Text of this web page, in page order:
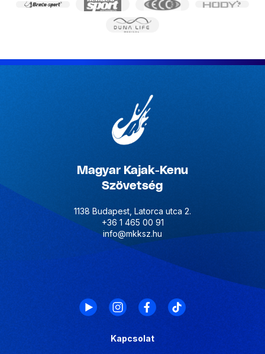
Magyar Kajak-Kenu
Szövetség
1138 Budapest, Latorca utca 2.
+36 1 465 00 91
info@mkksz.hu
Kapcsolat